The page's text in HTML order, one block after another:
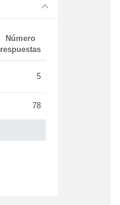
Número
respuestas
5
78